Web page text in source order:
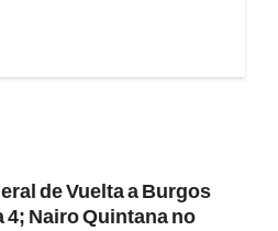
de Vuelta a Burgos
4; Nairo Quintana no